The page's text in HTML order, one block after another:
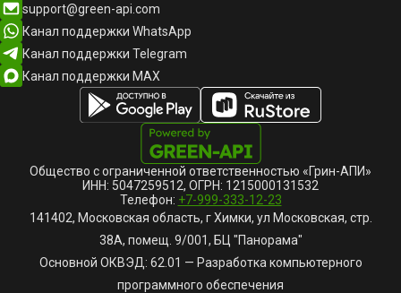
support@green-api.com
Канал поддержки WhatsApp
Канал поддержки Telegram
Канал поддержки MAX
Общество с ограниченной ответственностью «Грин-АПИ»
ИНН: 5047259512, ОГРН: 1215000131532
Телефон: +7-999-333-12-23
141402, Московская область, г Химки, ул Московская, стр.
38А, помещ. 9/001, БЦ "Панорама"
Основной ОКВЭД: 62.01 — Разработка компьютерного
программного обеспечения